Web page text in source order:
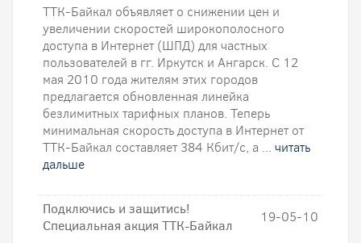
ТТК-Байкал объявляет о снижении цен и
увеличении скоростей широкополосного
доступа в Интернет (ШПД) для частных
пользователей в гг. Иркутск и Ангарск. С 12
мая 2010 года жителям этих городов
предлагается обновленная линейка
безлимитных тарифных планов. Теперь
минимальная скорость доступа в Интернет от
ТТК-Байкал составляет 384 Кбит/с, а ... читать
дальше
Подключись и защитись!
Специальная акция ТТК-Байкал
19-05-10